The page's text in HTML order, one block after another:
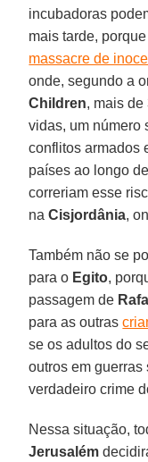
incubadoras
mais tarde,
massacre de
onde, segundo a
Children, mais
vidas, um número
conflitos armados
países ao longo
correriam esse
naCisjordânia,
Também não se
para o Egito,
passagem de
para as outras
se os adultos do
outros em
verdadeiro crime
Nessa situação,
Jerusalém